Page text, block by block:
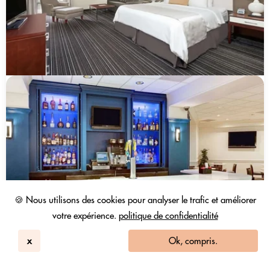
🍪 Nous utilisons des cookies pour analyser le trafic et améliorer
votre expérience. politique de confidentialité
x Ok, compris.